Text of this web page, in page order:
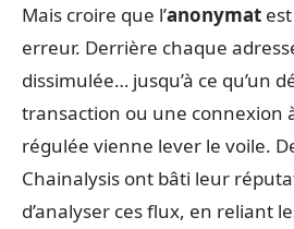
Mais croire que l’anonymat
erreur. Derrière chaque
dissimulée… jusqu’à ce qu’un
transaction ou une connexion
régulée vienne lever le voile.
Chainalysis ont bâti leur
d’analyser ces flux, en reliant